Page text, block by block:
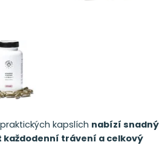
kapslích nabízí snadný
každodenní trávení a celkový